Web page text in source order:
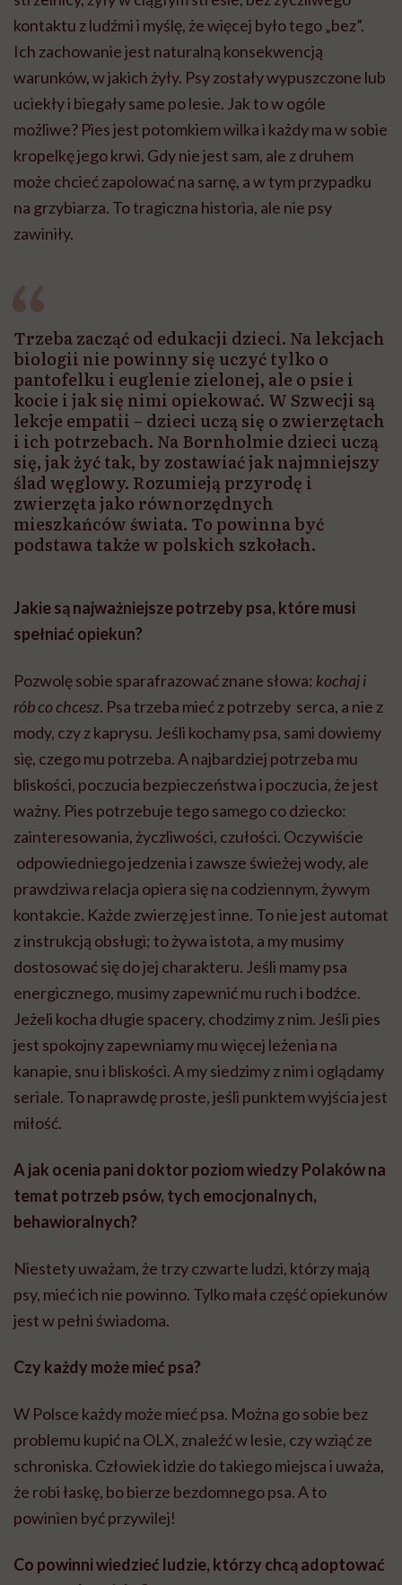
kontaktu z ludźmi i myślę, że więcej było tego „bez”.
Ich zachowanie jest naturalną konsekwencją
warunków, w jakich żyły. Psy zostały wypuszczone lub
uciekły i biegały same po lesie. Jak to w ogóle
możliwe? Pies jest potomkiem wilka i każdy ma w sobie
kropelkę jego krwi. Gdy nie jest sam, ale z druhem
może chcieć zapolować na sarnę, a w tym przypadku
na grzybiarza. To tragiczna historia, ale nie psy
zawiniły.
Trzeba zacząć od edukacji dzieci. Na lekcjach
biologii nie powinny się uczyć tylko o
pantofelku i euglenie zielonej, ale o psie i
kocie i jak się nimi opiekować. W Szwecji są
lekcje empatii – dzieci uczą się o zwierzętach
i ich potrzebach. Na Bornholmie dzieci uczą
się, jak żyć tak, by zostawiać jak najmniejszy
ślad węglowy. Rozumieją przyrodę i
zwierzęta jako równorzędnych
mieszkańców świata. To powinna być
podstawa także w polskich szkołach.
Jakie są najważniejsze potrzeby psa, które musi
spełniać opiekun?
Pozwolę sobie sparafrazować znane słowa: kochaj i
rób co chcesz. Psa trzeba mieć z potrzeby serca, a nie z
mody, czy z kaprysu. Jeśli kochamy psa, sami dowiemy
się, czego mu potrzeba. A najbardziej potrzeba mu
bliskości, poczucia bezpieczeństwa i poczucia, że jest
ważny. Pies potrzebuje tego samego co dziecko:
zainteresowania, życzliwości, czułości. Oczywiście
odpowiedniego jedzenia i zawsze świeżej wody, ale
prawdziwa relacja opiera się na codziennym, żywym
kontakcie. Każde zwierzę jest inne. To nie jest automat
z instrukcją obsługi; to żywa istota, a my musimy
dostosować się do jej charakteru. Jeśli mamy psa
energicznego, musimy zapewnić mu ruch i bodźce.
Jeżeli kocha długie spacery, chodzimy z nim. Jeśli pies
jest spokojny zapewniamy mu więcej leżenia na
kanapie, snu i bliskości. A my siedzimy z nim i oglądamy
seriale. To naprawdę proste, jeśli punktem wyjścia jest
miłość.
A jak ocenia pani doktor poziom wiedzy Polaków na
temat potrzeb psów, tych emocjonalnych,
behawioralnych?
Niestety uważam, że trzy czwarte ludzi, którzy mają
psy, mieć ich nie powinno. Tylko mała część opiekunów
jest w pełni świadoma.
Czy każdy może mieć psa?
W Polsce każdy może mieć psa. Można go sobie bez
problemu kupić na OLX, znaleźć w lesie, czy wziąć ze
schroniska. Człowiek idzie do takiego miejsca i uważa,
że robi łaskę, bo bierze bezdomnego psa. A to
powinien być przywilej!
Co powinni wiedzieć ludzie, którzy chcą adoptować